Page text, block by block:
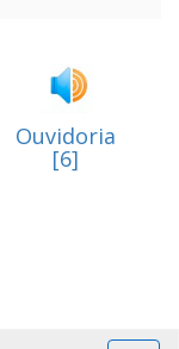
Ouvidoria
[6]